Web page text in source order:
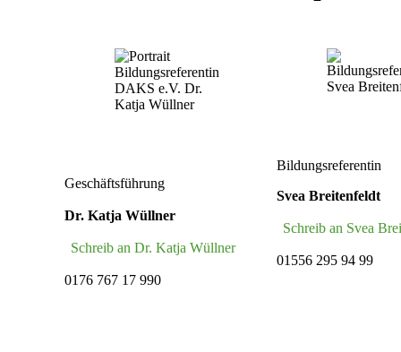
Geschäftsführung
Dr. Katja Wüllner
Schreib an Dr. Katja Wüllner
0176 767 17 990
Bildungsreferentin
Svea Breitenfeldt
Schreib an Svea
01556 295 94 99